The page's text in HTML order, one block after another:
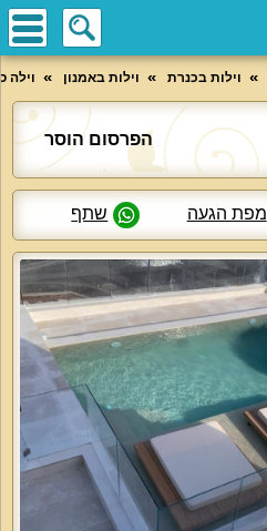
וילות בכנרת וילות באמנון וילה
הפרסום הוסר
מפת הגעה שתף